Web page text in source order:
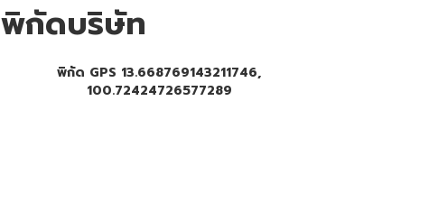
พิกัดบริษัท
พิกัด GPS 13.668769143211746,
100.72424726577289